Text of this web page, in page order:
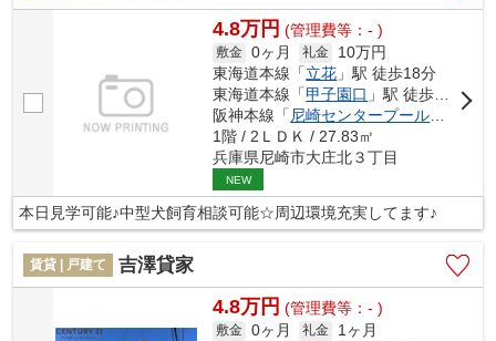
4.8万円 (管理費等：- )
敷金 0ヶ月 礼金
10万円
東海道本線「立花 」駅 徒歩18分
東海道本線「甲子園口 」駅 徒歩27分
阪神本線「尼崎センタープール前
」駅
1階 / 2ＬＤＫ / 27.83㎡
兵庫県尼崎市大庄北３丁目
NEW
本日見学可能♪中型犬飼育相談可能☆周辺環境充実してます♪
賃貸 | 戸建て 吉澤貸家
4.8万円 (管理費等：- )
敷金 0ヶ月 礼金
1ヶ月